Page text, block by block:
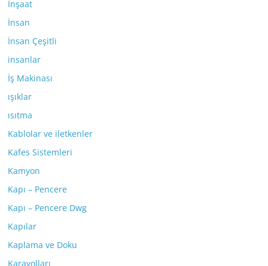
İnşaat
İnsan
İnsan Çeşitli
insanlar
İş Makinası
ışıklar
ısıtma
Kablolar ve iletkenler
Kafes Sistemleri
Kamyon
Kapı – Pencere
Kapı – Pencere Dwg
Kapılar
Kaplama ve Doku
Karayolları